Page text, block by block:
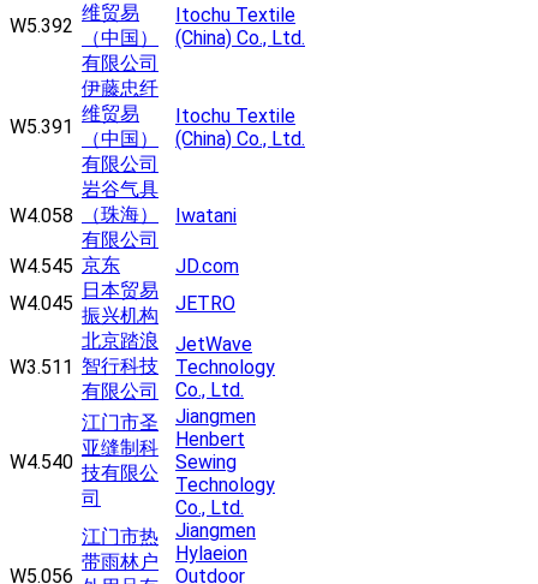
W5.392
维贸易
（中国）
有限公司
Itochu Textile
(China) Co., Ltd.
W5.391
伊藤忠纤
维贸易
（中国）
有限公司
Itochu Textile
(China) Co., Ltd.
W4.058
岩谷气具
（珠海）
有限公司
Iwatani
W4.545 京东
JD.com
W4.045
日本贸易
振兴机构
JETRO
W3.511
北京踏浪
智行科技
有限公司
JetWave
Technology
Co., Ltd.
W4.540
江门市圣
亚缝制科
技有限公
司
Jiangmen
Henbert
Sewing
Technology
Co., Ltd.
W5.056
江门市热
带雨林户
Jiangmen
Hylaeion
Outdoor